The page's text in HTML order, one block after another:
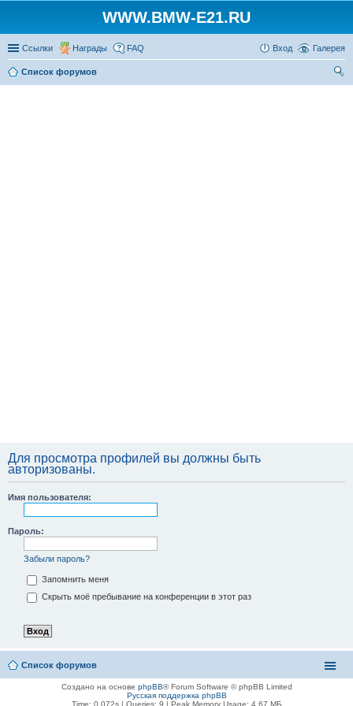
WWW.BMW-E21.RU
Ссылки Награды Галерея
FAQ Вход
Список форумов
Для просмотра профилей вы должны быть
авторизованы.
Имя пользователя:
Пароль:
Забыли пароль?
Запомнить меня
Скрыть моё пребывание на конференции в этот раз
Список форумов
Создано на основе phpBB® Forum Software © phpBB Limited
Русская поддержка phpBB
Time: 0.072s| Queries: 9 | Peak Memory Usage: 4.67 МБ